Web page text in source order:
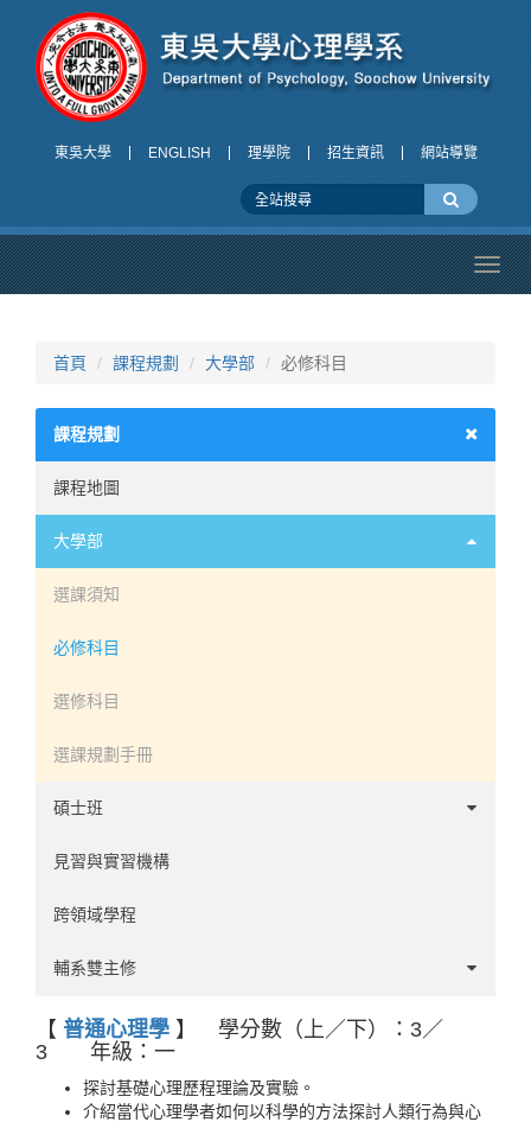
東吳大學 ENGLISH 理學院 招生資訊 網站導覽
首頁 課程規劃 大學部 必修科目
課程規劃
課程地圖
大學部
選課須知
必修科目
選修科目
選課規劃手冊
碩士班
工商應用心理學組
臨床心理學組
諮商心理學組
學位考試公告(111學年前)
見習與實習機構
跨領域學程
輔系雙主修
雙主修
【 普通心理學 】 學分數（上／下）：3／
3 年級：一
探討基礎心理歷程理論及實驗。
介紹當代心理學者如何以科學的方法探討人類行為與心